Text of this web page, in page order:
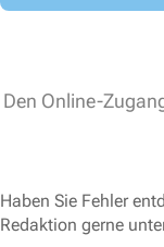
Den Online-
Haben Sie Fehler
Redaktion gerne